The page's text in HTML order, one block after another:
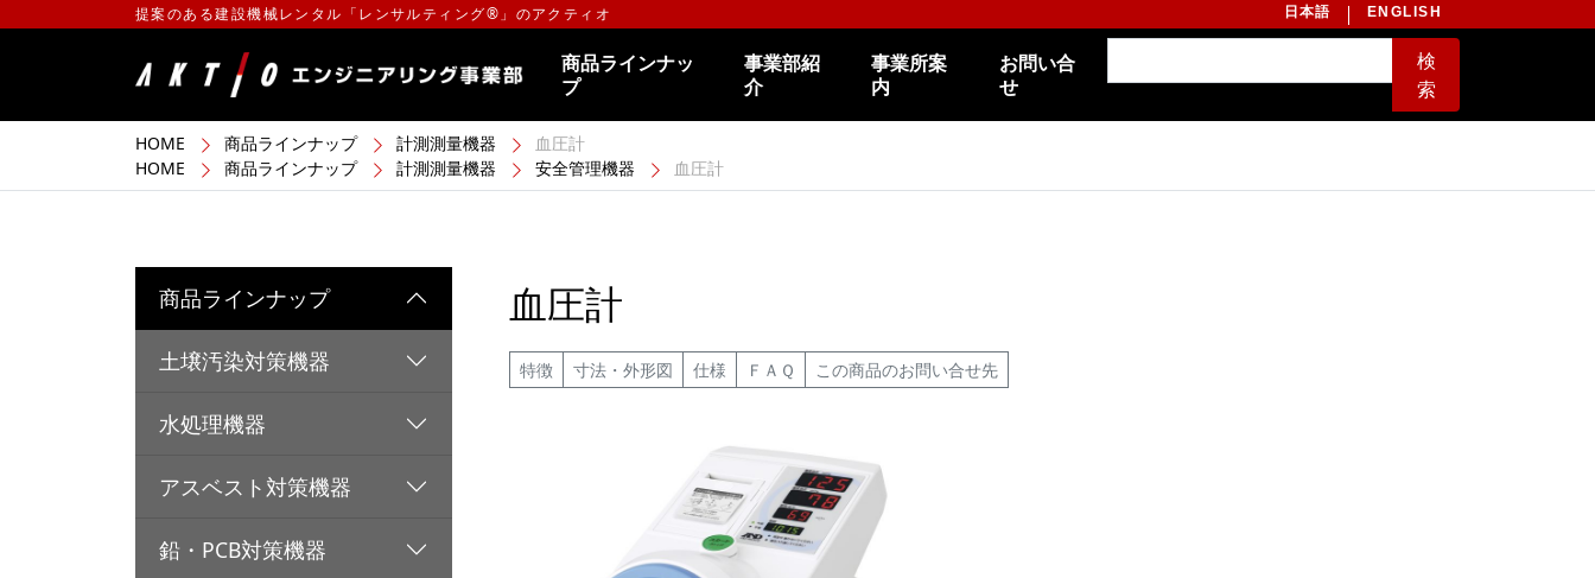
提案のある建設機械レンタル「レンサルティング®」のアクティオ 日本語 ENGLISH
商品ラインナッ
プ
事業部紹
介
事業所案
内
お問い合
せ
検
索
HOME 商品ラインナップ 計測測量機器
血圧計
HOME
商品ラインナップ 計測測量機器 安全管理機器 血圧計
血圧計
特徴 寸法・外形図 仕様 ＦＡＱ この商品のお問い合せ先
商品ラインナップ
土壌汚染対策機器
水処理機器
アスベスト対策機器
鉛・PCB対策機器